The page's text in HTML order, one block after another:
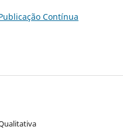
Contínua